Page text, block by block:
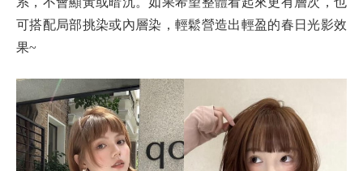
可搭配局部挑染或內層染，輕鬆營造出輕盈的春日光影效
果~